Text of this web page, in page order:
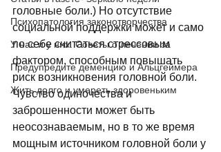
Психопатология законотворчества
У нас и у них. Советы о лечении за
Предупредите деменцию и Альцгеймера
Жить долго и умереть здоровеньким
головные боли.) Но отсутствие
социальной поддержки может и само
по себе считаться стрессовым
фактором, способным повышать
риск возникновения головной боли.
Чувство одиночества и
заброшенности может быть
неосознаваемым, но в то же время
мощным источником головной боли у